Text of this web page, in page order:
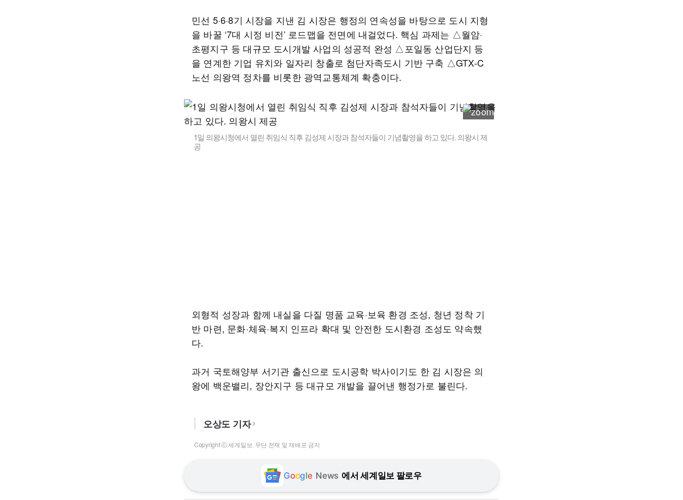
민선 5·6·8기 시장을 지낸 김 시장은 행정의 연속성을 바탕으로 도시 지형
을 바꿀 ‘7대 시정 비전’ 로드맵을 전면에 내걸었다. 핵심 과제는 △월암·
초평지구 등 대규모 도시개발 사업의 성공적 완성 △포일동 산업단지 등
을 연계한 기업 유치와 일자리 창출로 첨단자족도시 기반 구축 △GTX-C
노선 의왕역 정차를 비롯한 광역교통체계 확충이다.
1일 의왕시청에서 열린 취임식 직후 김성제 시장과 참석자들이 기념촬영을 하고 있다. 의왕시 제
공
외형적 성장과 함께 내실을 다질 명품 교육·보육 환경 조성, 청년 정착 기
반 마련, 문화·체육·복지 인프라 확대 및 안전한 도시환경 조성도 약속했
다.
과거 국토해양부 서기관 출신으로 도시공학 박사이기도 한 김 시장은 의
왕에 백운밸리, 장안지구 등 대규모 개발을 끌어낸 행정가로 불린다.
오상도 기자
Copyright ⓒ 세계일보. 무단 전재 및 재배포 금지
Google News 에서 세계일보 팔로우